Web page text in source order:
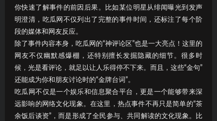
你快速了解事件的前因后果。比如某位明星从绯闻曝光到发声
明澄清，吃瓜网不仅列出了完整的事件时间，还标注了每个阶
段的媒体和网友反应。
除了事件内容本身，吃瓜网的“神评论区”也是一大亮点！这里的
网友不仅幽默感爆棚，还特别擅长发掘隐藏的细节。很多时
候，光是看评论，就足以让人乐得停不下来。而且，这些“金句”
还能成为你和朋友讨论时的“金牌台词”。
吃瓜网不仅是一个娱乐和信息聚合平台，更是一个能够带来深
远影响的网络文化现象。在这里，热点事件不再只是简单的“茶
余饭后谈资”，而是形成了全民参与、共同解读的文化现象。比